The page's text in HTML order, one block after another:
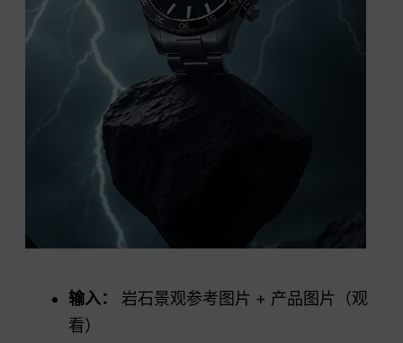
输入：
岩石景观参考图片 + 产品图片（观
看）